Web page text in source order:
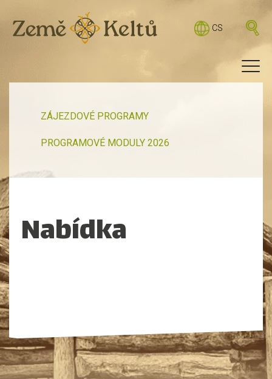
CS
ZÁJEZDOVÉ PROGRAMY
PROGRAMOVÉ MODULY 2026
Nabídka